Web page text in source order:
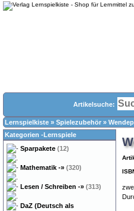
Artikelsuche:
Lernspielkiste » Spielezubehör »
Kategorien -Lernspiele
Sparpakete (12)
Mathematik -» (320)
Lesen / Schreiben -» (313)
DaZ (Deutsch als